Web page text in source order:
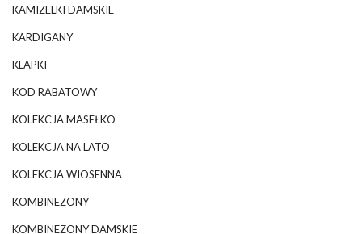
KAMIZELKI DAMSKIE
KARDIGANY
KLAPKI
KOD RABATOWY
KOLEKCJA MASEŁKO
KOLEKCJA NA LATO
KOLEKCJA WIOSENNA
KOMBINEZONY
KOMBINEZONY DAMSKIE